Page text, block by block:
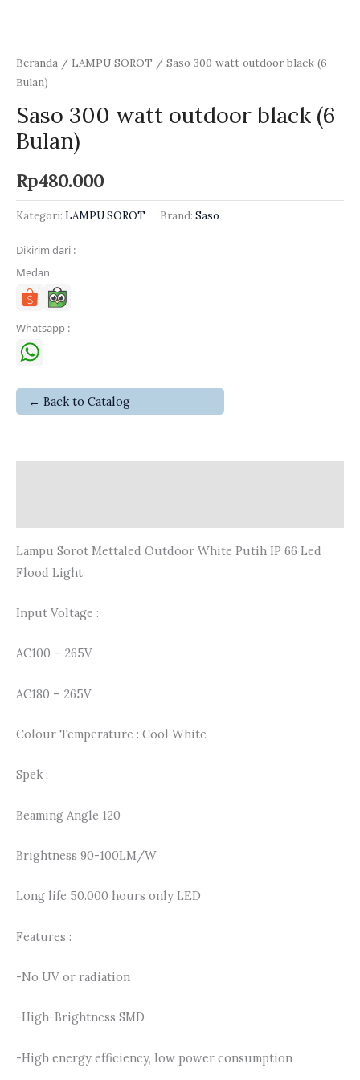
Beranda / LAMPU SOROT / Saso 300 watt outdoor black (6
Bulan)
Saso 300 watt outdoor black (6
Bulan)
Rp480.000
Kategori: LAMPU SOROT Brand: Saso
Dikirim dari :
Medan
Whatsapp :
← Back to Catalog
Lampu Sorot Mettaled Outdoor White Putih IP 66 Led
Flood Light
Input Voltage :
AC100 – 265V
AC180 – 265V
Colour Temperature : Cool White
Spek :
Beaming Angle 120
Brightness 90-100LM/W
Long life 50.000 hours only LED
Features :
-No UV or radiation
-High-Brightness SMD
-High energy efficiency, low power consumption